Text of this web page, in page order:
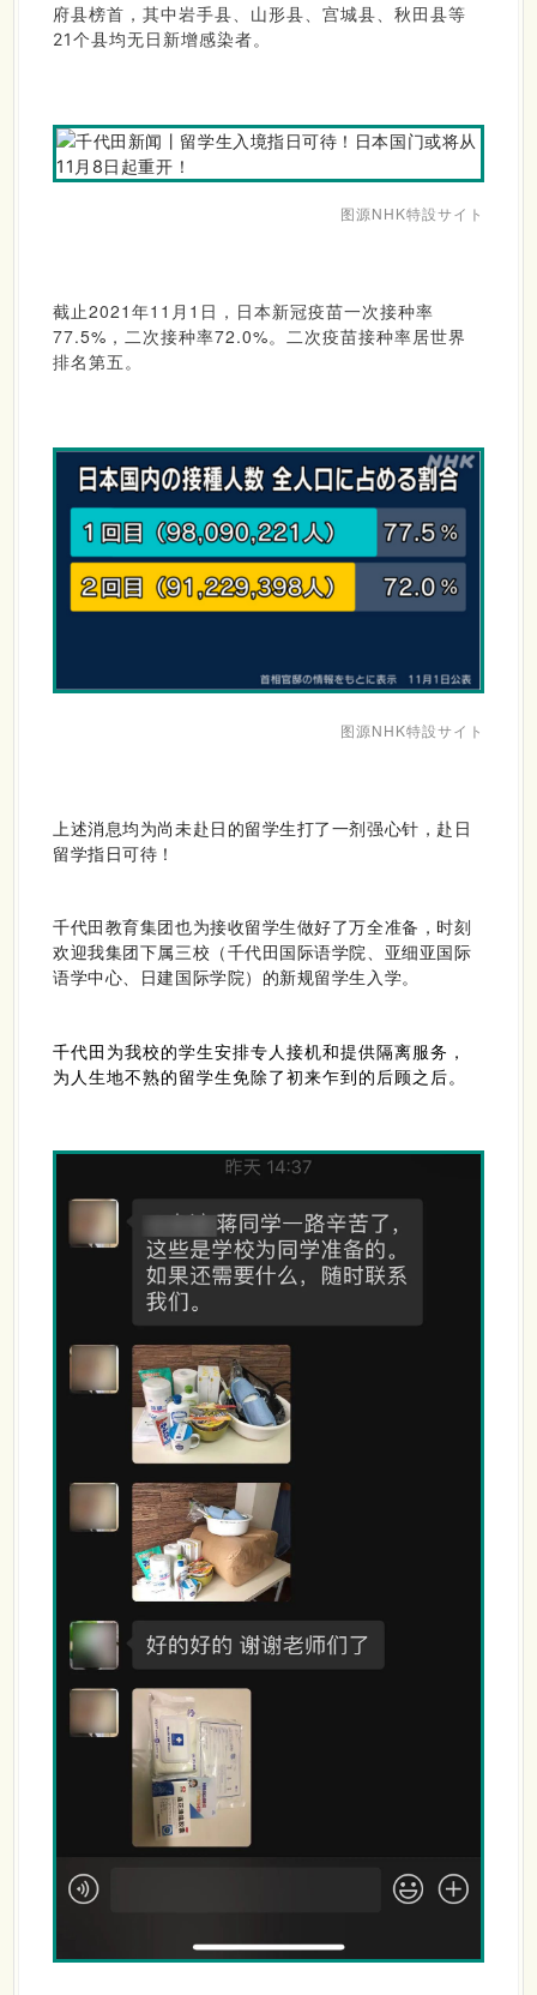
府县榜首，其中岩手县、山形县、宫城县、秋田县等
21个县均无日新增感染者。
图源NHK特設サイト
截止2021年11月1日，日本新冠疫苗一次接种率
77.5%，二次接种率72.0%。二次疫苗接种率居世界
排名第五。
图源NHK特設サイト
上述消息均为尚未赴日的留学生打了一剂强心针，赴日
留学指日可待！
千代田教育集团也为接收留学生做好了万全准备，时刻
欢迎我集团下属三校（千代田国际语学院、亚细亚国际
语学中心、日建国际学院）的新规留学生入学。
千代田为我校的学生安排专人接机和提供隔离服务，
为人生地不熟的留学生免除了初来乍到的后顾之后。